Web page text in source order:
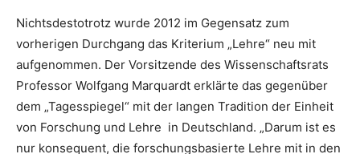
Nichtsdestotrotz wurde 2012 im Gegensatz zum
vorherigen Durchgang das Kriterium „Lehre“ neu mit
aufgenommen. Der Vorsitzende des Wissenschaftsrats
Professor Wolfgang Marquardt erklärte das gegenüber
dem „Tagesspiegel“ mit der langen Tradition der Einheit
von Forschung und Lehre in Deutschland. „Darum ist es
nur konsequent, die forschungsbasierte Lehre mit in den